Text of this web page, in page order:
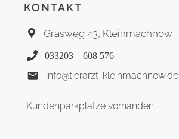
KONTAKT
Grasweg 43, Kleinmachnow
033203 – 608 576
info@tierarzt-kleinmachnow.de
Kundenparkplätze vorhanden